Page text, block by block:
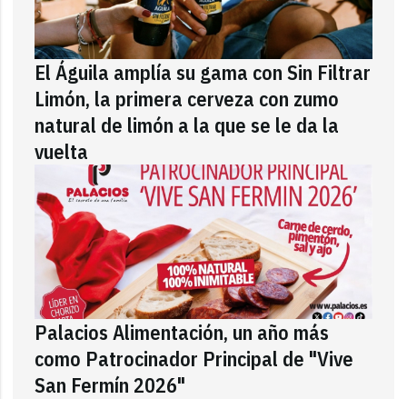
El Águila amplía su gama con Sin Filtrar
Limón, la primera cerveza con zumo
natural de limón a la que se le da la
vuelta
Palacios Alimentación, un año más
como Patrocinador Principal de "Vive
San Fermín 2026"